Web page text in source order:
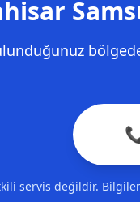
servis değildir.